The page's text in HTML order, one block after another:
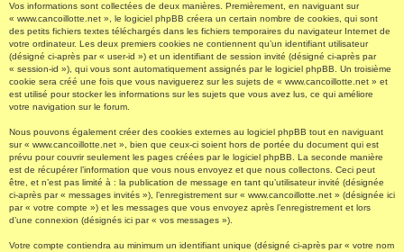
Vos informations sont collectées de deux manières. Premièrement, en naviguant sur
« www.cancoillotte.net », le logiciel phpBB créera un certain nombre de cookies, qui sont
des petits fichiers textes téléchargés dans les fichiers temporaires du navigateur Internet de
votre ordinateur. Les deux premiers cookies ne contiennent qu’un identifiant utilisateur
(désigné ci-après par « user-id ») et un identifiant de session invité (désigné ci-après par
« session-id »), qui vous sont automatiquement assignés par le logiciel phpBB. Un troisième
cookie sera créé une fois que vous naviguerez sur les sujets de « www.cancoillotte.net » et
est utilisé pour stocker les informations sur les sujets que vous avez lus, ce qui améliore
votre navigation sur le forum.
Nous pouvons également créer des cookies externes au logiciel phpBB tout en naviguant
sur « www.cancoillotte.net », bien que ceux-ci soient hors de portée du document qui est
prévu pour couvrir seulement les pages créées par le logiciel phpBB. La seconde manière
est de récupérer l’information que vous nous envoyez et que nous collectons. Ceci peut
être, et n’est pas limité à : la publication de message en tant qu’utilisateur invité (désignée
ci-après par « messages invités »), l’enregistrement sur « www.cancoillotte.net » (désignée ici
par « votre compte ») et les messages que vous envoyez après l’enregistrement et lors
d’une connexion (désignés ici par « vos messages »).
Votre compte contiendra au minimum un identifiant unique (désigné ci-après par « votre nom